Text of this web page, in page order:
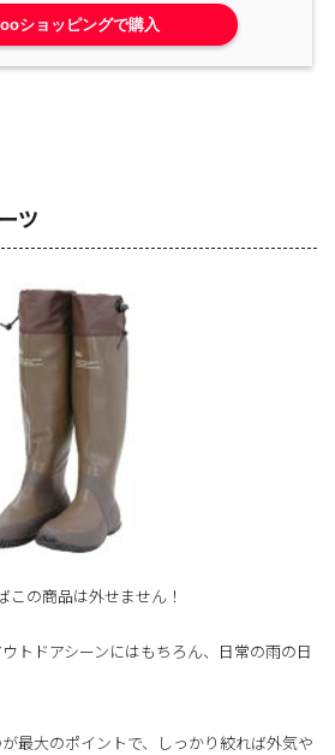
ショッピングで購入
ツ
この商品は外せません！
トドアシーンにはもちろん、日常の雨の日
最大のポイントで、しっかり絞れば外気や